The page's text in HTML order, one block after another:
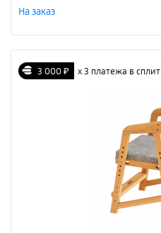
На заказ
3 000 ₽ х 3 платежа в сплит